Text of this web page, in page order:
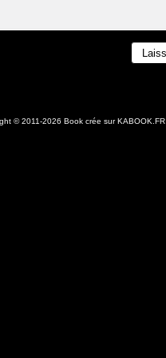
© 2011-2026 Book crée surKABOOK.FR